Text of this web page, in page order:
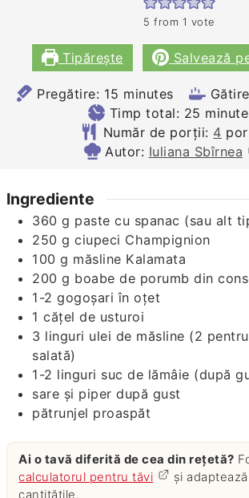
5 from 1 vote
Tipărește Salvează
Pregătire: 15 minutes
minutes
Timp total: 25
Număr de porții: 4
Autor: Iuliana Sbîrnea
Ingrediente
360 g paste cu spanac (sau alt
250 gciupeci Champignion
100 g măsline Kalamata
200 g boabe de porumb din
1-2 gogoșari în oțet
1 cățel de usturoi
3 linguri ulei de măsline (2
salată)
1-2 linguri suc de lămâie (după
sare și piper după gust
pătrunjel proaspăt
Ai o tavă diferită de cea din rețetă?
calculatorul pentru tăvi
și
cantitățile.